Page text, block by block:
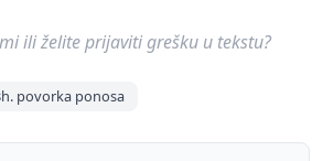
ili želite prijaviti grešku u tekstu?
povorka ponosa